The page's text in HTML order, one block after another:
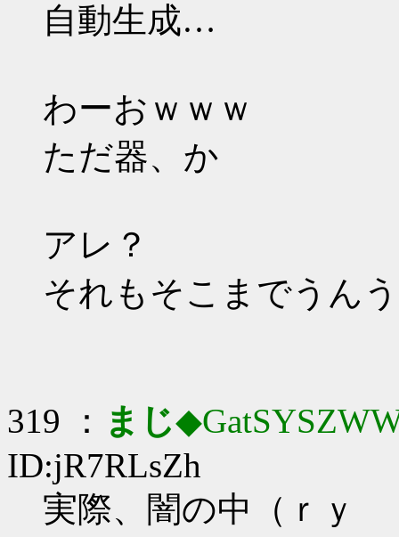
自動生成…
わーおｗｗｗ
ただ器、か
アレ？
それもそこまでうん
319 ： まじ
ID:jR7RLsZh
実際、闇の中（ｒｙ